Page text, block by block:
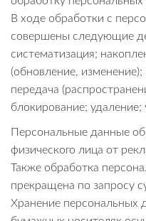
В ходе обработки с
совершены следующие
систематизация;
(обновление, изменение);
передача
блокирование; удаление;
Персональные данные
физического лица от
Также обработка
прекращена по запросу
Хранение персональных